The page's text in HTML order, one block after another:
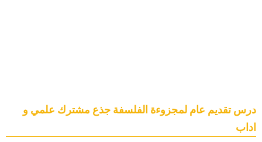
درس تقديم عام لمجزوءة الفلسفة جذع مشترك علمي و
اداب